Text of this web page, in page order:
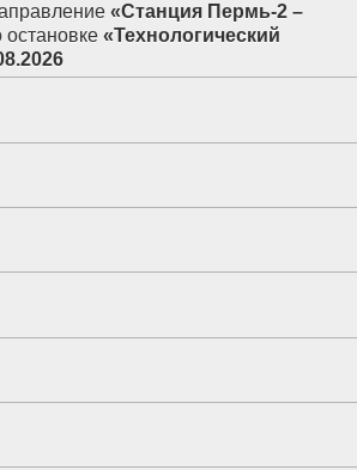
«Станция Пермь-2 –
остановке «Технологический